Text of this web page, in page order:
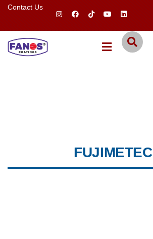
Contact Us
FUJIMETEC